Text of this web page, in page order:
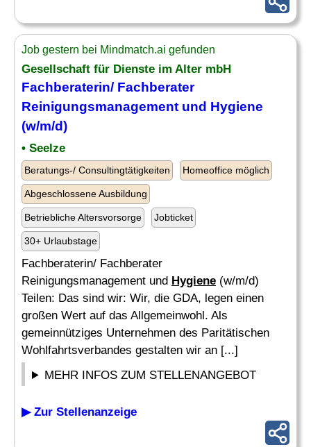
Job gestern bei Mindmatch.ai gefunden
Gesellschaft für Dienste im Alter mbH
Fachberaterin/ Fachberater
Reinigungsmanagement und Hygiene
(w/m/d)
• Seelze
Beratungs-/ Consultingtätigkeiten Homeoffice möglich
Abgeschlossene Ausbildung
Betriebliche Altersvorsorge Jobticket
30+ Urlaubstage
Fachberaterin/ Fachberater
Reinigungsmanagement und Hygiene (w/m/d)
Teilen: Das sind wir: Wir, die GDA, legen einen
großen Wert auf das Allgemeinwohl. Als
gemeinnütziges Unternehmen des Paritätischen
Wohlfahrtsverbandes gestalten wir an [...]
MEHR INFOS ZUM STELLENANGEBOT
▶ Zur Stellenanzeige